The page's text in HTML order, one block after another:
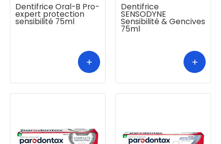
Dentifrice Oral-B Pro-
expert protection
sensibilité 75ml
Dentifrice
SENSODYNE
Sensibilité & Gencives
75ml